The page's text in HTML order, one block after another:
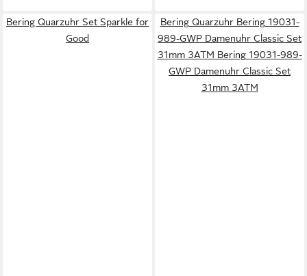
Bering Quarzuhr Set Sparkle for
Good
Bering Quarzuhr Bering 19031-
989-GWP Damenuhr Classic Set
31mm 3ATM Bering 19031-989-
GWP Damenuhr Classic Set
31mm 3ATM